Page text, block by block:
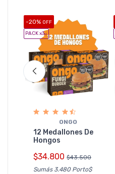
-20% OFF
PACK x3u.
ONGO
12 Medallones De
Hongos
$34.800 $43.500
Sumás 3.480 Porto$